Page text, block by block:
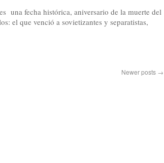
una fecha histórica, aniversario de la muerte del
el que venció a sovietizantes y separatistas,
Newer posts →